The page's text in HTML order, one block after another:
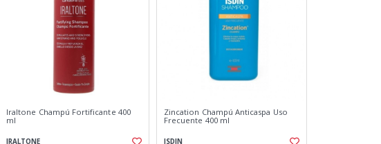
Iraltone Champú Fortificante 400
ml
IRALTONE
Zincation Champú Anticaspa Uso
Frecuente 400 ml
ISDIN